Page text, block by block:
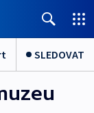
SLEDOVAT